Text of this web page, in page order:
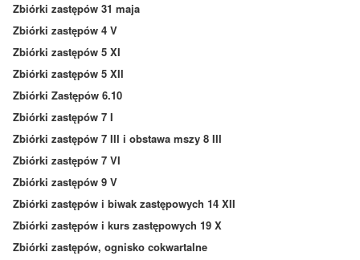
Zbiórki zastępów 31 maja
Zbiórki zastępów 4 V
Zbiórki zastępów 5 XI
Zbiórki zastępów 5 XII
Zbiórki Zastępów 6.10
Zbiórki zastępów 7 I
Zbiórki zastępów 7 III i obstawa mszy 8 III
Zbiórki zastępów 7 VI
Zbiórki zastępów 9 V
Zbiórki zastępów i biwak zastępowych 14 XII
Zbiórki zastępów i kurs zastępowych 19 X
Zbiórki zastępów, ognisko cokwartalne